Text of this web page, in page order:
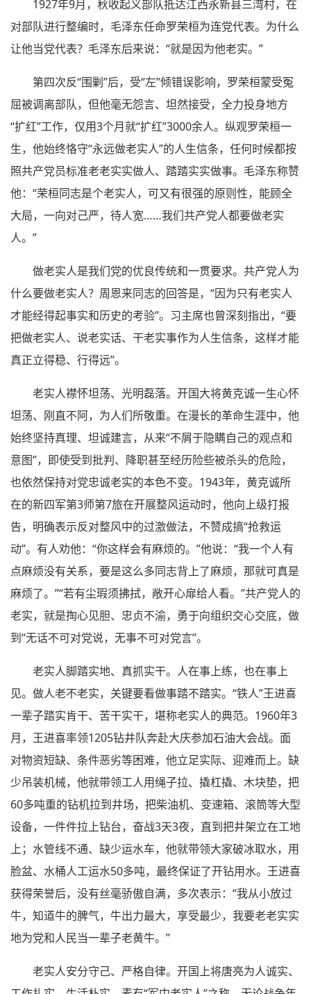
1927年9月，秋收起义部队抵达江西永新县三湾村，在
对部队进行整编时，毛泽东任命罗荣桓为连党代表。为什么
让他当党代表？毛泽东后来说：“就是因为他老实。”
第四次反“围剿”后，受“左”倾错误影响，罗荣桓蒙受冤
屈被调离部队，但他毫无怨言、坦然接受，全力投身地方
“扩红”工作，仅用3个月就“扩红”3000余人。纵观罗荣桓一
生，他始终恪守“永远做老实人”的人生信条，任何时候都按
照共产党员标准老老实实做人、踏踏实实做事。毛泽东称赞
他：“荣桓同志是个老实人，可又有很强的原则性，能顾全
大局，一向对己严，待人宽……我们共产党人都要做老实
人。”
做老实人是我们党的优良传统和一贯要求。共产党人为
什么要做老实人？周恩来同志的回答是，“因为只有老实人
才能经得起事实和历史的考验”。习主席也曾深刻指出，“要
把做老实人、说老实话、干老实事作为人生信条，这样才能
真正立得稳、行得远”。
老实人襟怀坦荡、光明磊落。开国大将黄克诚一生心怀
坦荡、刚直不阿，为人们所敬重。在漫长的革命生涯中，他
始终坚持真理、坦诚建言，从来“不屑于隐瞒自己的观点和
意图”，即使受到批判、降职甚至经历险些被杀头的危险，
也依然保持对党忠诚老实的本色不变。1943年，黄克诚所
在的新四军第3师第7旅在开展整风运动时，他向上级打报
告，明确表示反对整风中的过激做法，不赞成搞“抢救运
动”。有人劝他：“你这样会有麻烦的。”他说：“我一个人有
点麻烦没有关系，要是这么多同志背上了麻烦，那就可真是
麻烦了。”“若有尘瑕须拂拭，敞开心扉给人看。”共产党人的
老实，就是掏心见胆、忠贞不渝，勇于向组织交心交底，做
到“无话不可对党说，无事不可对党言”。
老实人脚踏实地、真抓实干。人在事上练，也在事上
见。做人老不老实，关键要看做事踏不踏实。“铁人”王进喜
一辈子踏实肯干、苦干实干，堪称老实人的典范。1960年3
月，王进喜率领1205钻井队奔赴大庆参加石油大会战。面
对物资短缺、条件恶劣等困难，他立足实际、迎难而上。缺
少吊装机械，他就带领工人用绳子拉、撬杠撬、木块垫，把
60多吨重的钻机拉到井场，把柴油机、变速箱、滚筒等大型
设备，一件件拉上钻台，奋战3天3夜，直到把井架立在工地
上；水管线不通、缺少运水车，他就带领大家破冰取水，用
脸盆、水桶人工运水50多吨，最终保证了开钻用水。王进喜
获得荣誉后，没有丝毫骄傲自满，多次表示：“我从小放过
牛，知道牛的脾气，牛出力最大，享受最少，我要老老实实
地为党和人民当一辈子老黄牛。”
老实人安分守己、严格自律。开国上将唐亮为人诚实、